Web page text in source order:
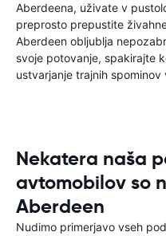
Aberdeena, uživate v
preprosto prepustite
Aberdeen obljublja
svoje potovanje, spakirajte
ustvarjanje trajnih
Nekatera naša
avtomobilov so
Aberdeen
Nudimo primerjavo vseh